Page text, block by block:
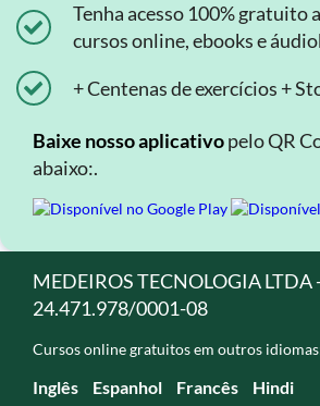
Tenha acesso 100% gratuito
cursos online, ebooks e
+ Centenas de exercícios +
Baixe nosso aplicativopelo QR
abaixo:.
MEDEIROS TECNOLOGIA LTDA
24.471.978/0001-08
Cursos online gratuitos em outros
Inglês Espanhol Francês Hindi